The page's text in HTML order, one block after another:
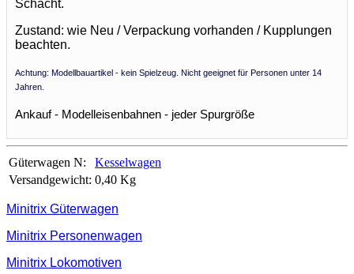
Schacht.
Zustand: wie Neu / Verpackung vorhanden / Kupplungen
beachten.
Achtung: Modellbauartikel - kein Spielzeug. Nicht geeignet für Personen unter 14
Jahren.
Ankauf - Modelleisenbahnen - jeder Spurgröße
Güterwagen N:
Kesselwagen
Versandgewicht: 0,40 Kg
Minitrix Güterwagen
Minitrix Personenwagen
Minitrix Lokomotiven